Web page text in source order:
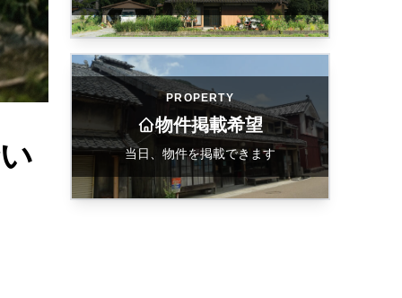
PROPERTY
物件掲載希望
当日、物件を掲載できます